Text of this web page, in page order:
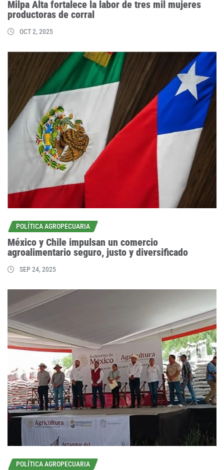
Milpa Alta fortalece la labor de tres mil mujeres
productoras de corral
OCT 2, 2025
POLÍTICA AGROPECUARIA
México y Chile impulsan un comercio
agroalimentario seguro, justo y diversificado
SEP 24, 2025
POLÍTICA AGROPECUARIA